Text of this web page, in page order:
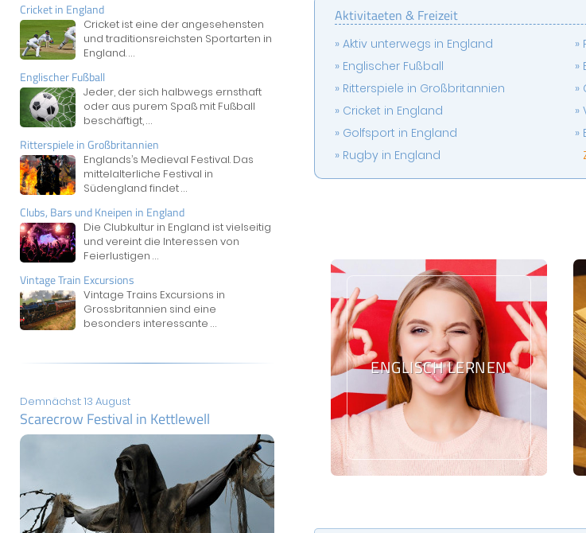
Cricket in England
Cricket ist eine der angesehensten
und traditionsreichsten Sportarten in
England....
Englischer Fußball
Jeder, der sich halbwegs ernsthaft
oder aus purem Spaß mit Fußball
beschäftigt,...
Ritterspiele in Großbritannien
Englands’s Medieval Festival. Das
mittelalterliche Festival in
Südengland findet...
Clubs, Bars und Kneipen in England
Die Clubkultur in England ist vielseitig
und vereint die Interessen von
Feierlustigen ...
Vintage Train Excursions
Vintage Trains Excursions in
Grossbritannien sind eine
besonders interessante ...
Demnächst: 13 August
Scarecrow Festival in Kettlewell
Aktivitaeten & Freizeit
Aktiv unterwegs in England
Englischer Fußball
Ritterspiele in Großbritannien
Cricket in England
Golfsport in England
Rugby in England
ENGLISCH LERNEN